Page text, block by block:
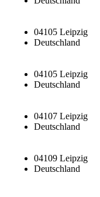
04105 Leipzig
Deutschland
04105 Leipzig
Deutschland
04107 Leipzig
Deutschland
04109 Leipzig
Deutschland